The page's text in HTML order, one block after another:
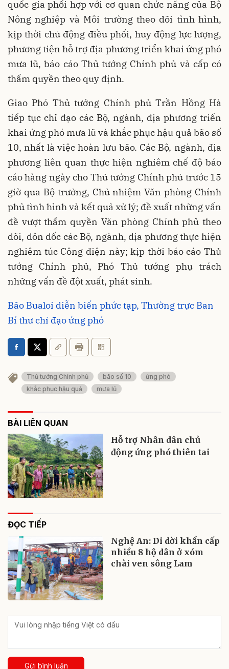
quốc gia phối hợp với cơ quan chức năng của Bộ
Nông nghiệp và Môi trường theo dõi tình hình,
kịp thời chủ động điều phối, huy động lực lượng,
phương tiện hỗ trợ địa phương triển khai ứng phó
mưa lũ, báo cáo Thủ tướng Chính phủ và cấp có
thẩm quyền theo quy định.
Giao Phó Thủ tướng Chính phủ Trần Hồng Hà
tiếp tục chỉ đạo các Bộ, ngành, địa phương triển
khai ứng phó mưa lũ và khắc phục hậu quả bão số
10, nhất là việc hoàn lưu bão. Các Bộ, ngành, địa
phương liên quan thực hiện nghiêm chế độ báo
cáo hàng ngày cho Thủ tướng Chính phủ trước 15
giờ qua Bộ trưởng, Chủ nhiệm Văn phòng Chính
phủ tình hình và kết quả xử lý; đề xuất những vấn
đề vượt thẩm quyền Văn phòng Chính phủ theo
dõi, đôn đốc các Bộ, ngành, địa phương thực hiện
nghiêm túc Công điện này; kịp thời báo cáo Thủ
tướng Chính phủ, Phó Thủ tướng phụ trách
những vấn đề đột xuất, phát sinh.
Bão Bualoi diễn biến phức tạp, Thường trực Ban
Bí thư chỉ đạo ứng phó
Thủ tướng Chính phủ bão số 10
ứng phó
khắc phục hậu quả
mưa lũ
BÀI LIÊN QUAN
Hỗ trợ Nhân dân chủ
động ứng phó thiên tai
ĐỌC TIẾP
Nghệ An: Di dời khẩn cấp
nhiều 8 hộ dân ở xóm
chài ven sông Lam
Gửi bình luận